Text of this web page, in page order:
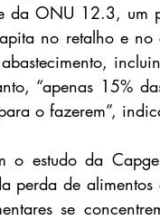
da ONU 12.3, um
no retalho e
“apenas 15%
o fazerem”,
o estudo da
perda de
se